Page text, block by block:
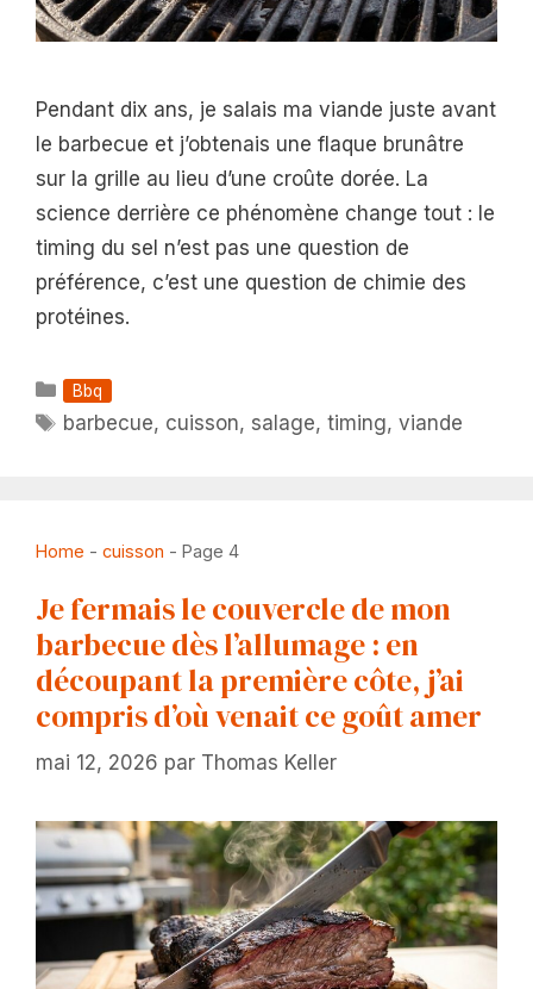
Pendant dix ans, je salais ma viande juste avant
le barbecue et j’obtenais une flaque brunâtre
sur la grille au lieu d’une croûte dorée. La
science derrière ce phénomène change tout : le
timing du sel n’est pas une question de
préférence, c’est une question de chimie des
protéines.
Catégories
Bbq
Étiquettes
barbecue, cuisson, salage,timing,viande
Home - cuisson - Page 4
Je fermais le couvercle de mon
barbecue dès l’allumage : en
découpant la première côte, j’ai
compris d’où venait ce goût amer
mai 12, 2026 par Thomas Keller